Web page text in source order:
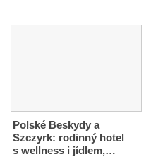
Polské Beskydy a
Szczyrk: rodinný hotel
s wellness i jídlem,…